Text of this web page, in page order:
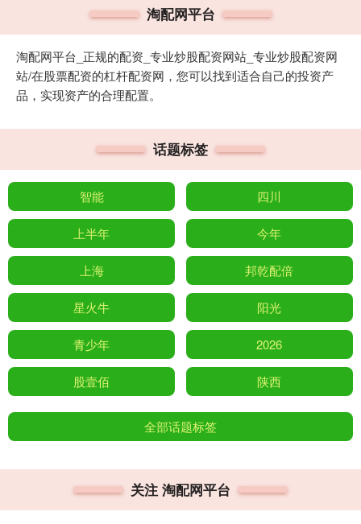
淘配网平台
淘配网平台_正规的配资_专业炒股配资网站_专业炒股配资网
站/在股票配资的杠杆配资网，您可以找到适合自己的投资产
品，实现资产的合理配置。
话题标签
智能 四川
上半年 今年
上海 邦乾配倍
星火牛 阳光
青少年 2026
股壹佰 陕西
全部话题标签
关注 淘配网平台